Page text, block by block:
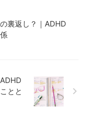
裏返し？｜ADHD
とと